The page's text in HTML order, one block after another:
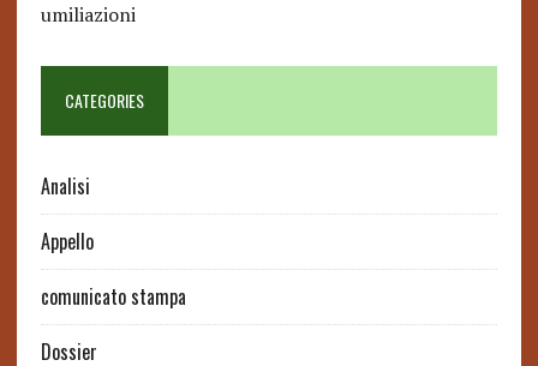
umiliazioni
CATEGORIES
Analisi
Appello
comunicato stampa
Dossier